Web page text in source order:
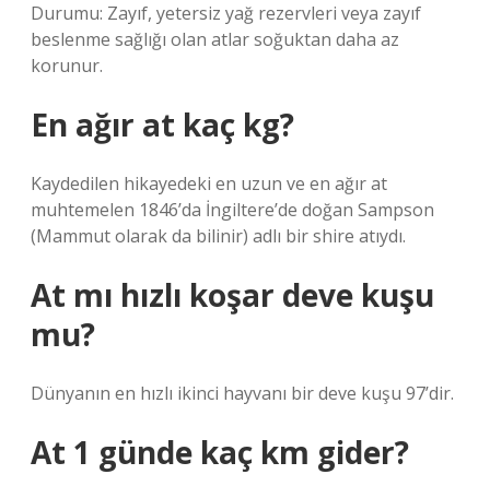
Durumu: Zayıf, yetersiz yağ rezervleri veya zayıf
beslenme sağlığı olan atlar soğuktan daha az
korunur.
En ağır at kaç kg?
Kaydedilen hikayedeki en uzun ve en ağır at
muhtemelen 1846’da İngiltere’de doğan Sampson
(Mammut olarak da bilinir) adlı bir shire atıydı.
At mı hızlı koşar deve kuşu
mu?
Dünyanın en hızlı ikinci hayvanı bir deve kuşu 97’dir.
At 1 günde kaç km gider?